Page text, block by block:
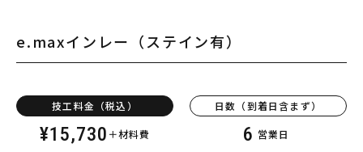
e.maxインレー （ステイン有）
技工料金（税込）
¥15,730 ＋材料費
日数（到着日含まず）
6 営業日